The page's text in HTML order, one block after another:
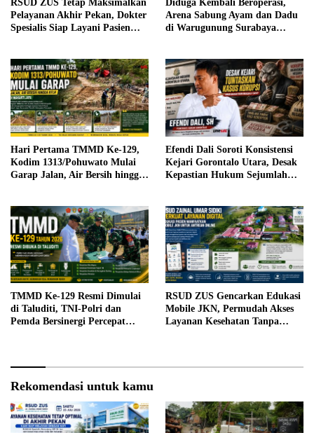
RSUD ZUS Tetap Maksimalkan
Pelayanan Akhir Pekan, Dokter
Spesialis Siap Layani Pasien
Diduga Kembali Beroperasi,
Arena Sabung Ayam dan Dadu
di Warugunung Surabaya
Hari Pertama TMMD Ke-129,
Kodim 1313/Pohuwato Mulai
Garap Jalan, Air Bersih hingga
Efendi Dali Soroti Konsistensi
Kejari Gorontalo Utara, Desak
Kepastian Hukum Sejumlah
TMMD Ke-129 Resmi Dimulai
di Taluditi, TNI-Polri dan
Pemda Bersinergi Percepat
RSUD ZUS Gencarkan Edukasi
Mobile JKN, Permudah Akses
Layanan Kesehatan Tanpa
Rekomendasi untuk kamu